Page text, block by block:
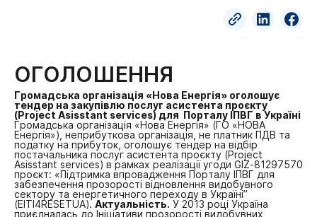
ОГОЛОШЕННЯ
Громадська організація «Нова Енергія» оголошує
тендер на закупівлю послуг асистента проєкту
(Project Asisstant services) для Порталу ІПВГ в Україні
Громадська організація «Нова Енергія» (ГО «НОВА
Енергія»), неприбуткова організація, не платник ПДВ та
податку на прибуток, оголошує тендер на відбір
постачальника послуг асистента проєкту (Project
Asisstant services) в рамках реалізації угоди GIZ-81297570
проєкт: «Підтримка впровадження Порталу ІПВГ для
забезпечення прозорості відновлення видобувного
сектору та енергетичного переходу в Україні”
(EITI4RESETUA). Актуальність. У 2013 році Україна
приєдналась до Ініціативи прозорості видобувних